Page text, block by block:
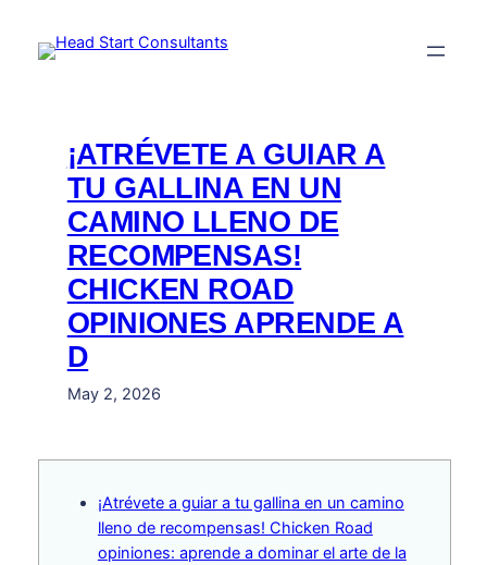
¡ATRÉVETE A GUIAR A
TU GALLINA EN UN
CAMINO LLENO DE
RECOMPENSAS!
CHICKEN ROAD
OPINIONES APRENDE A
D
May 2, 2026
¡Atrévete a guiar a tu gallina en un camino
lleno de recompensas! Chicken Road
opiniones: aprende a dominar el arte de la